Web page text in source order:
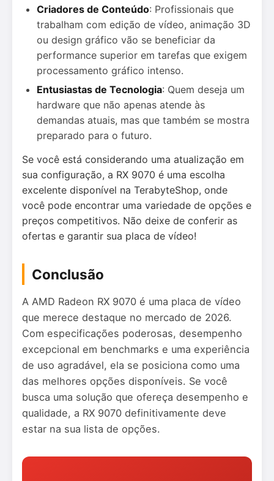
Criadores de Conteúdo: Profissionais que
trabalham com edição de vídeo, animação 3D
ou design gráfico vão se beneficiar da
performance superior em tarefas que exigem
processamento gráfico intenso.
Entusiastas de Tecnologia: Quem deseja um
hardware que não apenas atende às
demandas atuais, mas que também se mostra
preparado para o futuro.
Se você está considerando uma atualização em
sua configuração, a RX 9070 é uma escolha
excelente disponível na TerabyteShop, onde
você pode encontrar uma variedade de opções e
preços competitivos. Não deixe de conferir as
ofertas e garantir sua placa de vídeo!
Conclusão
A AMD Radeon RX 9070 é uma placa de vídeo
que merece destaque no mercado de 2026.
Com especificações poderosas, desempenho
excepcional em benchmarks e uma experiência
de uso agradável, ela se posiciona como uma
das melhores opções disponíveis. Se você
busca uma solução que ofereça desempenho e
qualidade, a RX 9070 definitivamente deve
estar na sua lista de opções.